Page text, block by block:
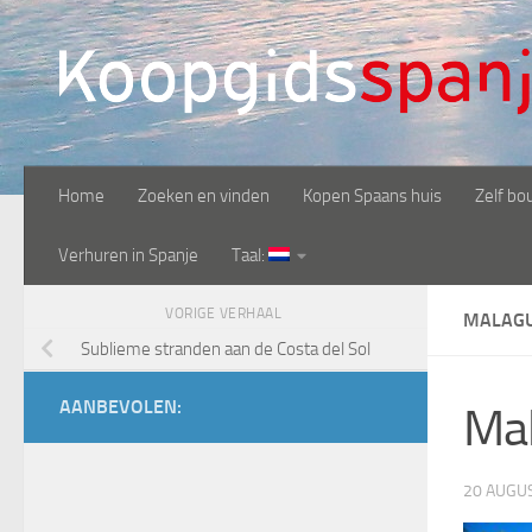
Doorgaan naar inhoud
Home Zoeken en vinden Kopen Spaans huis Zelf
Verhuren in Spanje Taal:
20
VORIGE VERHAAL
Sublieme stranden aan de Costa del Sol
AANBEVOLEN: